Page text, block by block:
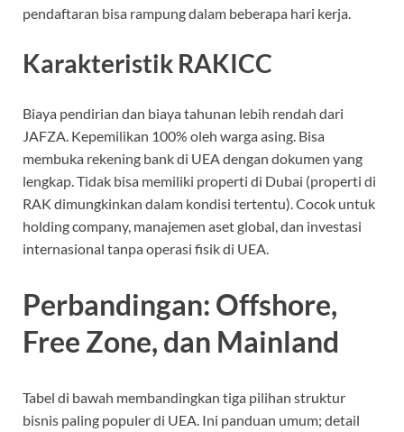
pendaftaran bisa rampung dalam beberapa hari kerja.
Karakteristik RAKICC
Biaya pendirian dan biaya tahunan lebih rendah dari
JAFZA. Kepemilikan 100% oleh warga asing. Bisa
membuka rekening bank di UEA dengan dokumen yang
lengkap. Tidak bisa memiliki properti di Dubai (properti di
RAK dimungkinkan dalam kondisi tertentu). Cocok untuk
holding company, manajemen aset global, dan investasi
internasional tanpa operasi fisik di UEA.
Perbandingan: Offshore,
Free Zone, dan Mainland
Tabel di bawah membandingkan tiga pilihan struktur
bisnis paling populer di UEA. Ini panduan umum; detail